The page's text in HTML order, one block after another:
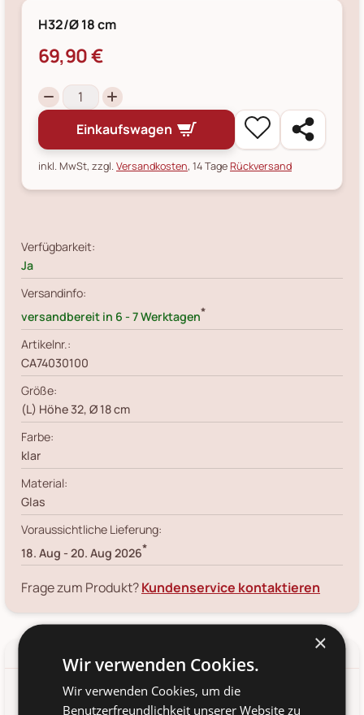
H32/Ø 18 cm
69,90 €
Einkaufswagen
inkl. MwSt, zzgl.Versandkosten, 14 TageRückversand
Verfügbarkeit:
Ja
Versandinfo:
versandbereit in 6 - 7 Werktagen*
Artikelnr.:
CA74030100
Größe:
(L) Höhe 32, Ø 18 cm
Farbe:
klar
Material:
Glas
Voraussichtliche Lieferung:
18. Aug - 20. Aug 2026*
Frage zum Produkt?Kundenservice kontaktieren
Glas Flasche Vase mit Text von Chic Antique, Dänemark.
×
Wir verwenden Cookies.
Wir verwenden Cookies, um die
Benutzerfreundlichkeit unserer Website zu